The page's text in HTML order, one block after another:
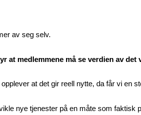
av seg selv.
at medlemmene må se verdien av det
at det gir reell nytte, da får vi en
nye tjenester på en måte som faktisk